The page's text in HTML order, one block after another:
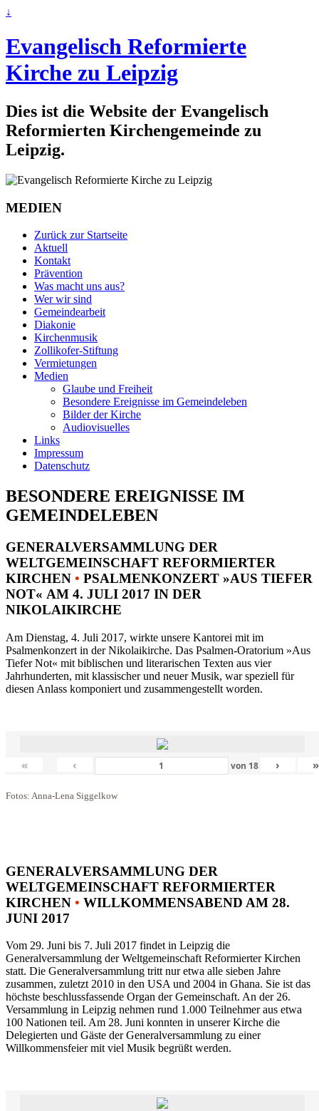
↓
Evangelisch Reformierte
Kirche zu Leipzig
Dies ist die Website der Evangelisch
Reformierten Kirchengemeinde zu
Leipzig.
MEDIEN
Zurück zur Startseite
Aktuell
Kontakt
Prävention
Was macht uns aus?
Wer wir sind
Gemeindearbeit
Diakonie
Kirchenmusik
Zollikofer-Stiftung
Vermietungen
Medien
Glaube und Freiheit
Besondere Ereignisse im Gemeindeleben
Bilder der Kirche
Audiovisuelles
Links
Impressum
Datenschutz
BESONDERE EREIGNISSE IM
GEMEINDELEBEN
GENERALVERSAMMLUNG DER
WELTGEMEINSCHAFT REFORMIERTER
KIRCHEN • PSALMENKONZERT »AUS TIEFER
NOT« AM 4. JULI 2017 IN DER
NIKOLAIKIRCHE
Am Dienstag, 4. Juli 2017, wirkte unsere Kantorei mit im
Psalmenkonzert in der Nikolaikirche. Das Psalmen-Oratorium »Aus
Tiefer Not« mit biblischen und literarischen Texten aus vier
Jahrhunderten, mit klassischer und neuer Musik, war speziell für
diesen Anlass komponiert und zusammengestellt worden.
« ‹ von 18 › »
Fotos: Anna-Lena Siggelkow
GENERALVERSAMMLUNG DER
WELTGEMEINSCHAFT REFORMIERTER
KIRCHEN • WILLKOMMENSABEND AM 28.
JUNI 2017
Vom 29. Juni bis 7. Juli 2017 findet in Leipzig die
Generalversammlung der Weltgemeinschaft Reformierter Kirchen
statt. Die Generalversammlung tritt nur etwa alle sieben Jahre
zusammen, zuletzt 2010 in den USA und 2004 in Ghana. Sie ist das
höchste beschlussfassende Organ der Gemeinschaft. An der 26.
Versammlung in Leipzig nehmen rund 1.000 Teilnehmer aus etwa
100 Nationen teil. Am 28. Juni konnten in unserer Kirche die
Delegierten und Gäste der Generalversammlung zu einer
Willkommensfeier mit viel Musik begrüßt werden.